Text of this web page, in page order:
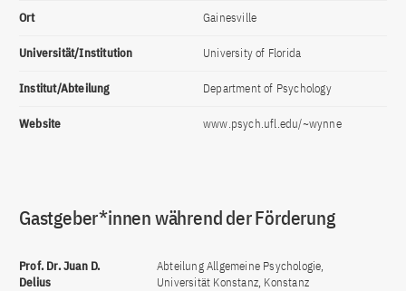
Ort Gainesville
Universität/Institution University of Florida
Institut/Abteilung Department of Psychology
Website www.psych.ufl.edu/~wynne
Gastgeber*innen während der Förderung
Prof. Dr. Juan D.
Delius
Abteilung Allgemeine Psychologie,
Universität Konstanz, Konstanz